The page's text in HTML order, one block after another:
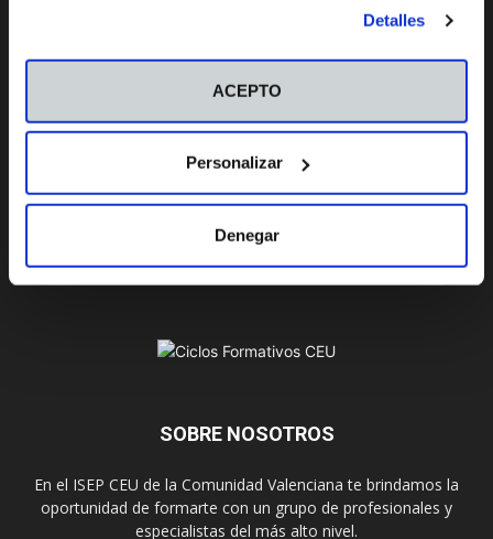
en el botón "Personalizar". Para más información puedes
visitar nuestra Política de Cookies
Detalles
ACEPTO
Personalizar
Denegar
Campus
Castellón
SOBRE NOSOTROS
En el ISEP CEU de la Comunidad Valenciana te brindamos la
oportunidad de formarte con un grupo de profesionales y
especialistas del más alto nivel.